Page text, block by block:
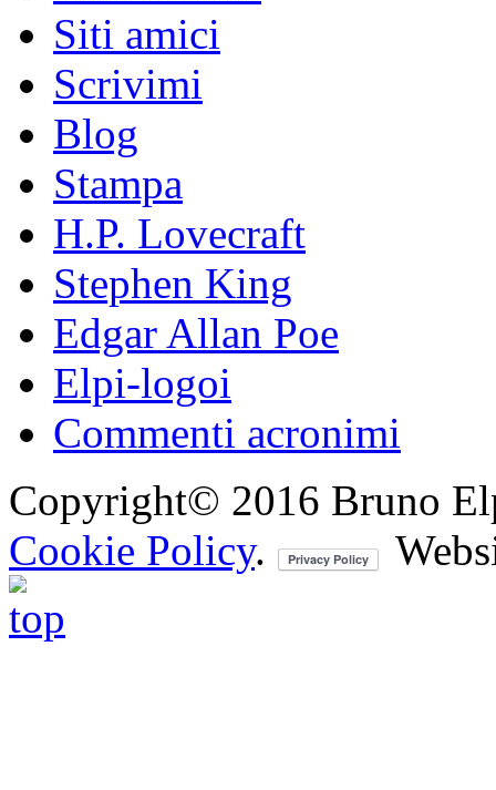
Siti amici
Scrivimi
Blog
Stampa
H.P. Lovecraft
Stephen King
Edgar Allan Poe
Elpi-logoi
Commenti acronimi
Copyright© 2016 Bruno
Cookie Policy.